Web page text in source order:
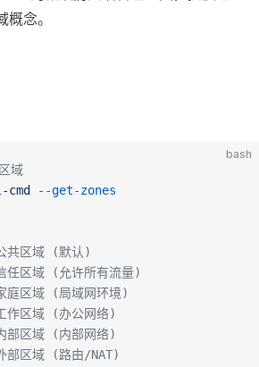
念。
bash
域
--get-zones
共区域 (默认)
任区域 (允许所有流量)
区域 (局域网环境)
区域 (办公网络)
部区域 (内部网络)
部区域 (路由/NAT)